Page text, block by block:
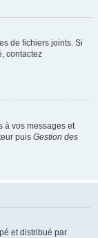
de fichiers joints. Si
contactez
à vos messages et
puis Gestion des
et distribué par